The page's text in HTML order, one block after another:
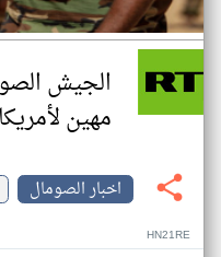
الجيش
مهين لأمريكا
اخبار الصومال
HN21RE